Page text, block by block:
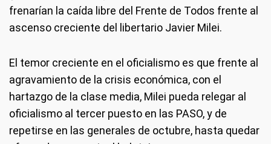
frenarían la caída libre del Frente de Todos frente al
ascenso creciente del libertario Javier Milei.
El temor creciente en el oficialismo es que frente al
agravamiento de la crisis económica, con el
hartazgo de la clase media, Milei pueda relegar al
oficialismo al tercer puesto en las PASO, y de
repetirse en las generales de octubre, hasta quedar